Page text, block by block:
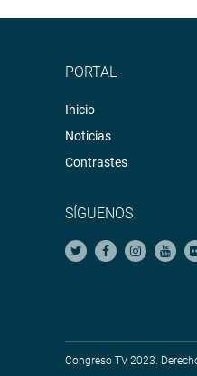
PORTAL
Inicio
Noticias
Contrastes
SÍGUENOS
Congreso TV 2023.